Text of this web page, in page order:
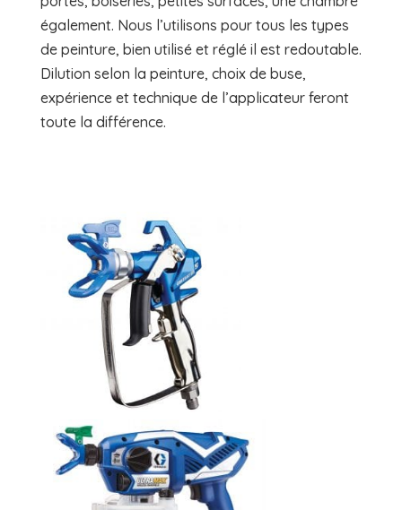
également. Nous l’utilisons pour tous les types
de peinture, bien utilisé et réglé il est redoutable.
Dilution selon la peinture, choix de buse,
expérience et technique de l’applicateur feront
toute la différence.